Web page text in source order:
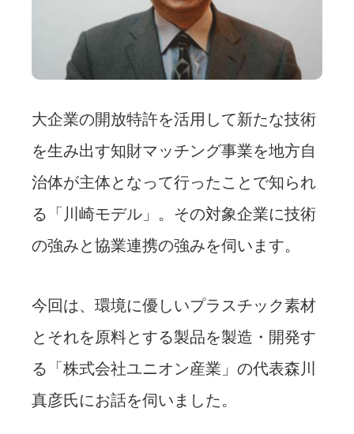
大企業の開放特許を活用して新たな技術
を生み出す知財マッチング事業を地方自
治体が主体となって行ったことで知られ
る「川崎モデル」。その対象企業に技術
の強みと協業連携の強みを伺います。
今回は、環境に優しいプラスチック素材
とそれを原料とする製品を製造・開発す
る「株式会社ユニオン産業」の代表森川
真彦氏にお話を伺いました。